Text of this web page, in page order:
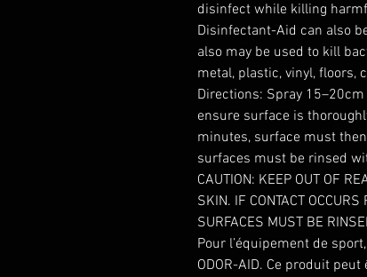
disinfect while killing
Disinfectant-Aid can also
also may be used to kill
metal, plastic, vinyl, floors,
Directions: Spray
ensure surface is
minutes, surface must
surfaces must be rinsed
CAUTION: KEEP OUT OF
SKIN. IF CONTACT OCCURS
SURFACES MUST BE
Pour l’équipement de
ODOR-AID. Ce produit